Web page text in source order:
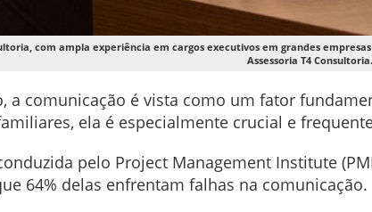
com ampla experiência em cargos executivos em grandes
Assessoria T4 Consultoria.
a comunicação é vista como um fator
ela é especialmente crucial e
pelo Project Management Institute
64% delas enfrentam falhas na comunicação.